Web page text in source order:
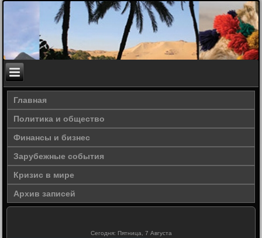
Главная
Политика и общество
Финансы и бизнес
Зарубежные события
Кризис в мире
Архив записей
Сегодня: Пятница, 7 Августа